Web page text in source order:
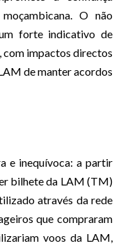
O não
forte indicativo de
com impactos directos
de manter acordos
e inequívoca: a partir
bilhete da LAM (TM)
através da rede
que compraram
voos da LAM,